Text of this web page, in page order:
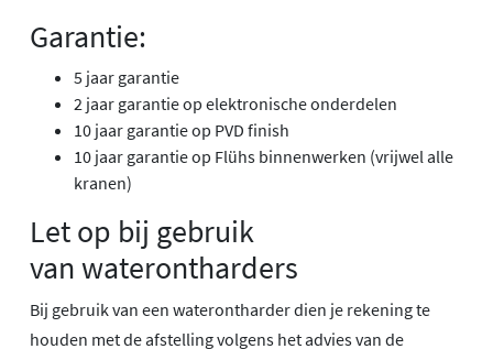
Garantie:
5 jaar garantie
2 jaar garantie op elektronische onderdelen
10 jaar garantie op PVD finish
10 jaar garantie op Flühs binnenwerken (vrijwel alle
kranen)
Let op bij gebruik
van waterontharders
Bij gebruik van een waterontharder dien je rekening te
houden met de afstelling volgens het advies van de